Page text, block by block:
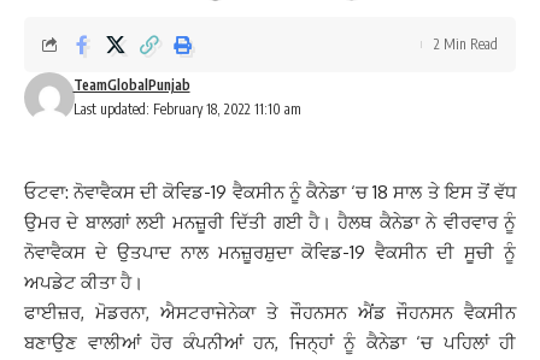
Last updated: February 18, 2022 11:10 am
TeamGlobalPunjab
2 Min Read
ਓਟਵਾ: ਨੋਵਾਵੈਕਸ ਦੀ ਕੋਵਿਡ-19 ਵੈਕਸੀਨ ਨੂੰ ਕੈਨੇਡਾ ‘ਚ 18 ਸਾਲ ਤੇ ਇਸ ਤੋਂ ਵੱਧ
ਉਮਰ ਦੇ ਬਾਲਗਾਂ ਲਈ ਮਨਜ਼ੂਰੀ ਦਿੱਤੀ ਗਈ ਹੈ। ਹੈਲਥ ਕੈਨੇਡਾ ਨੇ ਵੀਰਵਾਰ ਨੂੰ
ਨੋਵਾਵੈਕਸ ਦੇ ਉਤਪਾਦ ਨਾਲ ਮਨਜ਼ੂਰਸ਼ੁਦਾ ਕੋਵਿਡ-19 ਵੈਕਸੀਨ ਦੀ ਸੂਚੀ ਨੂੰ
ਅਪਡੇਟ ਕੀਤਾ ਹੈ।
ਫਾਈਜ਼ਰ, ਮੋਡਰਨਾ, ਐਸਟਰਾਜੇਨੇਕਾ ਤੇ ਜੌਹਨਸਨ ਐਂਡ ਜੌਹਨਸਨ ਵੈਕਸੀਨ
ਬਣਾਉਣ ਵਾਲੀਆਂ ਹੋਰ ਕੰਪਨੀਆਂ ਹਨ, ਜਿਨ੍ਹਾਂ ਨੂੰ ਕੈਨੇਡਾ ‘ਚ ਪਹਿਲਾਂ ਹੀ